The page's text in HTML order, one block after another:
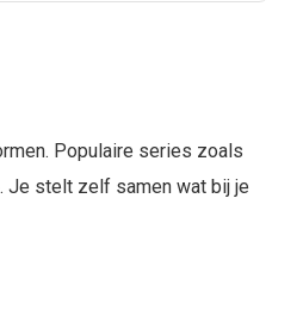
Populaire series zoals
Je stelt zelf samen wat bij je